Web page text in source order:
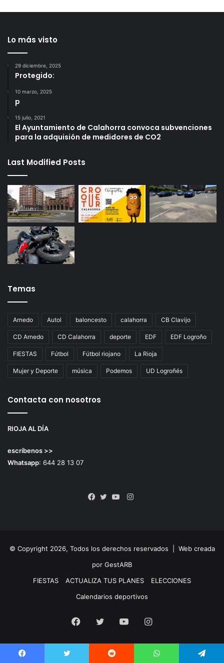
Lo más visto
29 diciembre, 2025
Protegido:
10 marzo, 2025
p
15 julio, 2021
El Ayuntamiento de Calahorra convoca subvenciones
para la adquisión de medidores de CO2
Last Modified Posts
Temas
Arnedo Autol baloncesto calahorra CB Clavijo
CD Arnedo CD Calahorra deporte EDF EDF Logroño
FIESTAS Fútbol Fútbol riojano La Rioja
Mujer y Deporte música Podemos UD Logroñés
Contacta con nosotros
RIOJA AL DÍA
escríbenos >>
Whatsapp: 644 28 13 07
Instagram
© Copyright 2026, Todos los derechos reservados | Web creada
por GestARB
FIESTAS
ACTUALIZA TUS PLANES
ELECCIONES
Calendarios deportivos
Facebook
Twitter YouTubeInstagram